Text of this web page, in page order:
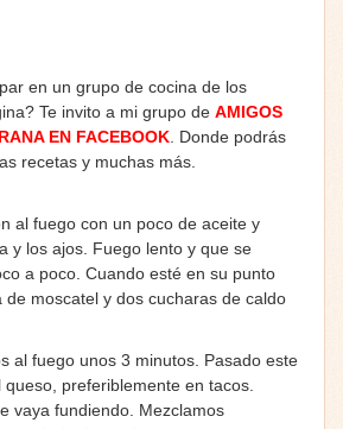
en un grupo de cocina de los
Te invito a mi grupo de AMIGOS
EN FACEBOOK . Donde podrás
recetas y muchas más.
al fuego con un poco de aceite y
y los ajos. Fuego lento y que se
a poco. Cuando esté en su punto
de moscatel y dos cucharas de caldo
al fuego unos 3 minutos. Pasado este
preferiblemente en tacos.
vaya fundiendo. Mezclamos